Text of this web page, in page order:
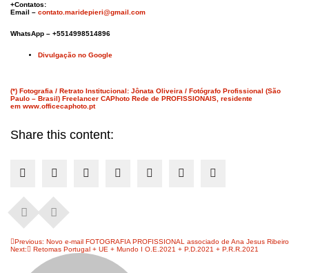
+Contatos:
Email – contato.maridepieri@gmail.com
WhatsApp – +5514998514896
Divulgação no Google
(*) Fotografia / Retrato Institucional: Jônata Oliveira / Fotógrafo Profissional (São
Paulo – Brasil) Freelancer CAPhoto Rede de PROFISSIONAIS, residente
em www.officecaphoto.pt
Share this content:
Navegação
de
artigos
Previous: Novo e-mail FOTOGRAFIA PROFISSIONAL associado de Ana Jesus Ribeiro
Next:
Retomas Portugal + UE + Mundo I O.E.2021 + P.D.2021 + P.R.R.2021